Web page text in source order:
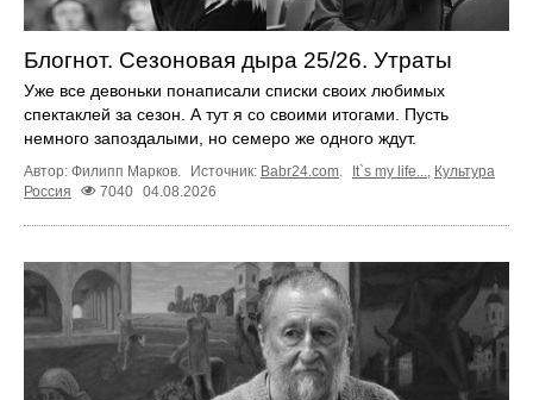
Блогнот. Сезоновая дыра 25/26. Утраты
Уже все девоньки понаписали списки своих любимых
спектаклей за сезон. А тут я со своими итогами. Пусть
немного запоздалыми, но семеро же одного ждут.
Автор: Филипп Марков. Источник: Babr24.com It`s my life...
Культура
Россия
7040 04.08.2026